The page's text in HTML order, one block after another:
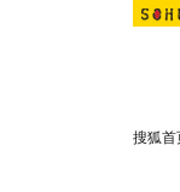
搜狐首